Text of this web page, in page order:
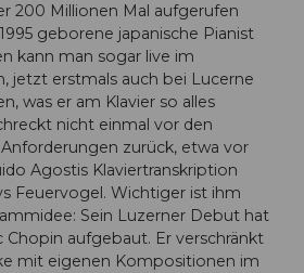
200 Millionen Mal aufgerufen
geborene japanische Pianist
kann man sogar live im
jetzt erstmals auch bei Lucerne
was er am Klavier so alles
nicht einmal vor den
zurück, etwa vor
Agostis Klaviertranskription
Feuervogel. Wichtiger ist ihm
Sein Luzerner Debut hat
Chopin aufgebaut. Er verschränkt
mit eigenen Kompositionen im